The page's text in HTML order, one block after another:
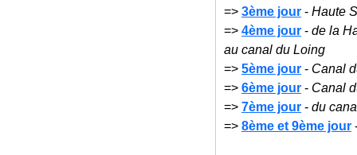
=> 3ème jour - Haute
=> 4ème jour - de la
au canal du Loing
=> 5ème jour - Canal
=> 6ème jour - Canal
=> 7ème jour - du
=> 8ème et 9ème jour